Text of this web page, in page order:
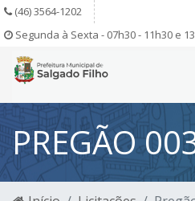
(46) 3564-1202
Segunda à Sexta - 07h30 - 11h30 e
PREGÃO